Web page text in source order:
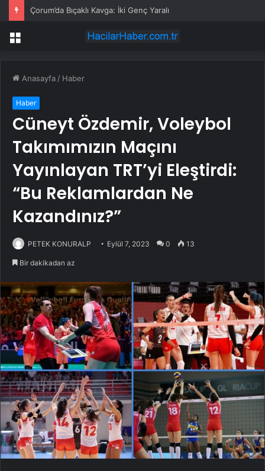
Çorum’da Bıçaklı Kavga: İki Genç Yaralı
Menü
Anasayfa / Haber
Haber
Cüneyt Özdemir, Voleybol
Takımımızın Maçını
Yayınlayan TRT’yi Eleştirdi:
“Bu Reklamlardan Ne
Kazandınız?”
PETEK KONURALP Eylül 7, 2023 0 13
Bir dakikadan az